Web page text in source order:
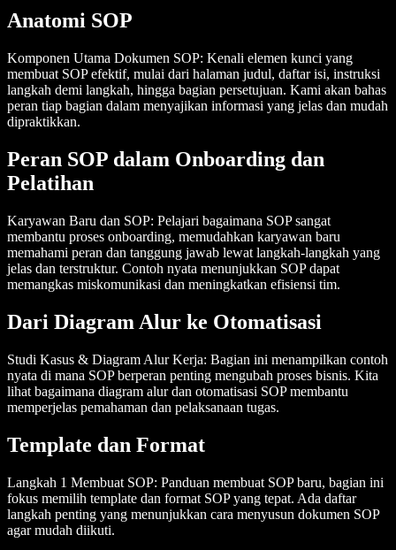
Anatomi SOP
Komponen Utama Dokumen SOP: Kenali elemen kunci yang
membuat SOP efektif, mulai dari halaman judul, daftar isi, instruksi
langkah demi langkah, hingga bagian persetujuan. Kami akan bahas
peran tiap bagian dalam menyajikan informasi yang jelas dan mudah
dipraktikkan.
Peran SOP dalam Onboarding dan
Pelatihan
Karyawan Baru dan SOP: Pelajari bagaimana SOP sangat
membantu proses onboarding, memudahkan karyawan baru
memahami peran dan tanggung jawab lewat langkah-langkah yang
jelas dan terstruktur. Contoh nyata menunjukkan SOP dapat
memangkas miskomunikasi dan meningkatkan efisiensi tim.
Dari Diagram Alur ke Otomatisasi
Studi Kasus & Diagram Alur Kerja: Bagian ini menampilkan contoh
nyata di mana SOP berperan penting mengubah proses bisnis. Kita
lihat bagaimana diagram alur dan otomatisasi SOP membantu
memperjelas pemahaman dan pelaksanaan tugas.
Template dan Format
Langkah 1 Membuat SOP: Panduan membuat SOP baru, bagian ini
fokus memilih template dan format SOP yang tepat. Ada daftar
langkah penting yang menunjukkan cara menyusun dokumen SOP
agar mudah diikuti.